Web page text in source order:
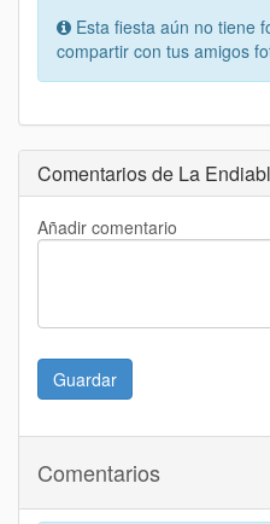
Esta fiesta aún no tiene
compartir con tus amigos
Comentarios de La
Añadir comentario
Guardar
Comentarios